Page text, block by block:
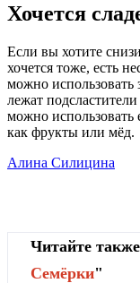
Хочется
Если вы хотите
хочется тоже, есть
можно использовать
лежат
можно использовать
как фрукты или мёд.
Алина Силицина
Читайте
Cемёрки"